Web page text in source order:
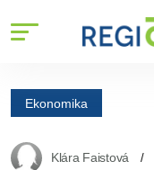
Ekonomika
Klára Faistová